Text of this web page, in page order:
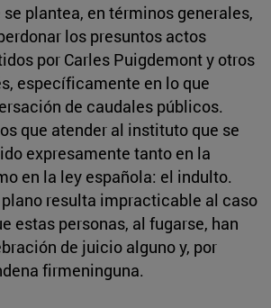
plantea, en términos generales,
los presuntos actos
por Carles Puigdemont y otros
específicamente en lo que
de caudales públicos.
que atender al instituto que se
expresamente tanto en la
en la ley española: el indulto.
plano resulta impracticable al caso
estas personas, al fugarse, han
de juicio alguno y, por
firmeninguna.